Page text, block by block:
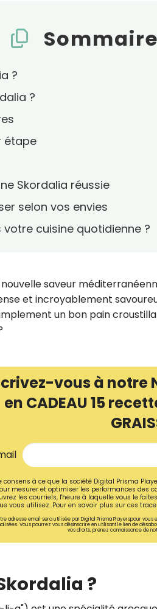
Sommaire
?
?
étape
Skordalia réussie
selon vos envies
votre cuisine quotidienne ?
saveur
et incroyablement
un bon pain
vous à notre
en CADEAU 15
consens à ce que la société Digital Prisma
mesurer et optimiser les performances des
les courriels, l'heure à laquelle vous le
vous utilisez. Pour en savoir plus sur ces
adresse email sera utilisée par Digital Prisma Playerspour
Vous pourrez vous désinscrire en utilisant le lien de
vos droits, prenez connaissance de
?